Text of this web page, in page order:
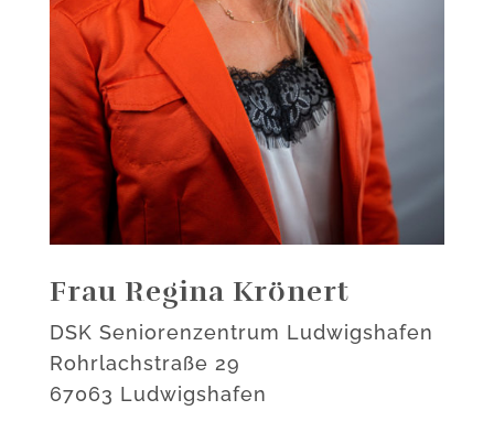
Frau Regina Krönert
DSK Seniorenzentrum Ludwigshafen
Rohrlachstraße 29
67063 Ludwigshafen